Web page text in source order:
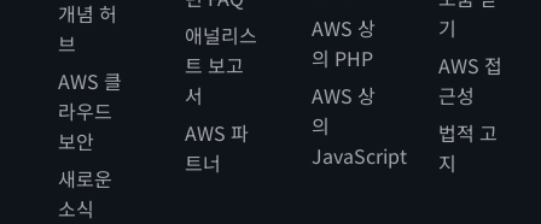
개념 허
브
AWS 클
라우드
보안
새로운
소식
애널리스
트 보고
서
AWS 파
트너
AWS 상
의 PHP
AWS 상
의
JavaScript
기
AWS 접
근성
법적 고
지